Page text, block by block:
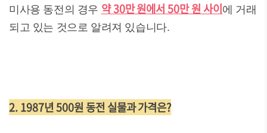
미사용 동전의 경우 약 30만 원에서 50만 원 사이에 거래
되고 있는 것으로 알려져 있습니다.
2. 1987년 500원 동전 실물과 가격은?